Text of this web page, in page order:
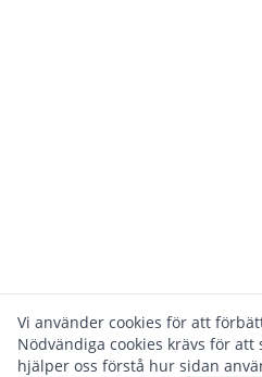
Vi använder cookies för att
Nödvändiga cookies krävs för
hjälper oss förstå hur sidan